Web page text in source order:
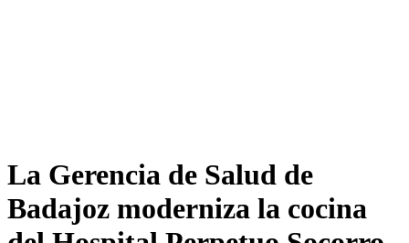
La Gerencia de Salud de
Badajoz moderniza la cocina